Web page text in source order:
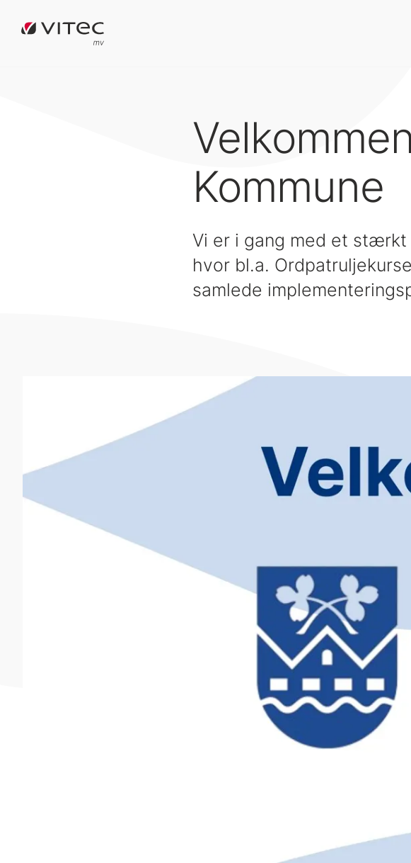
Kommune
Vi er i gang med et stærkt
hvor bl.a.
samlede